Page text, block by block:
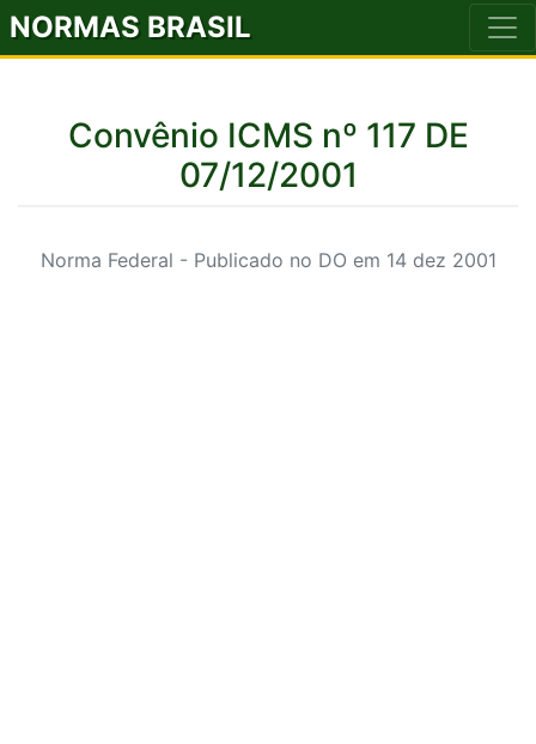
NORMAS BRASIL
Convênio ICMS nº 117 DE
07/12/2001
Norma Federal - Publicado no DO em 14 dez 2001